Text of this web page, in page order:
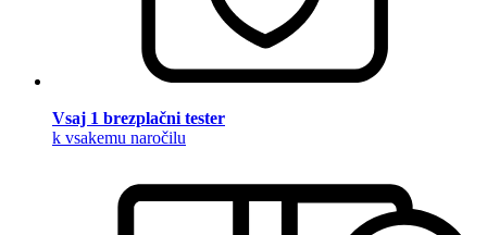
Vsaj 1 brezplačni tester
k vsakemu naročilu